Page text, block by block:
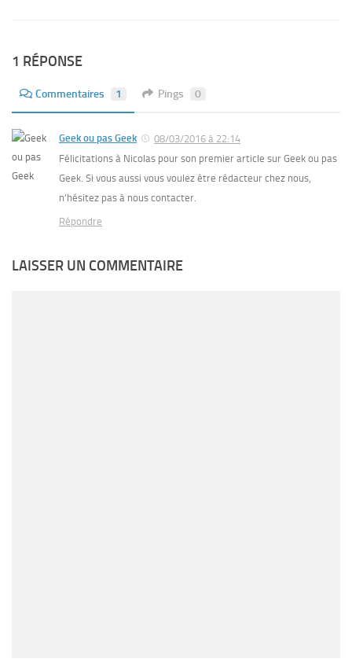
1 RÉPONSE
Commentaires 1 Pings 0
Geek ou pas Geek
08/03/2016 à 22:14
Félicitations à Nicolas pour son premier article sur Geek ou pas
Geek. Si vous aussi vous voulez être rédacteur chez nous,
n’hésitez pas à nous contacter.
Répondre
LAISSER UN COMMENTAIRE